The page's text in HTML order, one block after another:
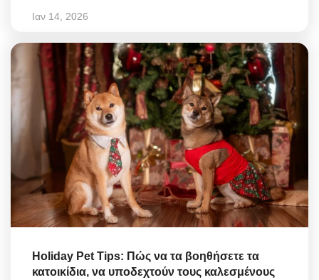
Ιαν 14, 2026
Holiday Pet Tips: Πώς να τα βοηθήσετε τα
κατοικίδια, να υποδεχτούν τους καλεσμένους